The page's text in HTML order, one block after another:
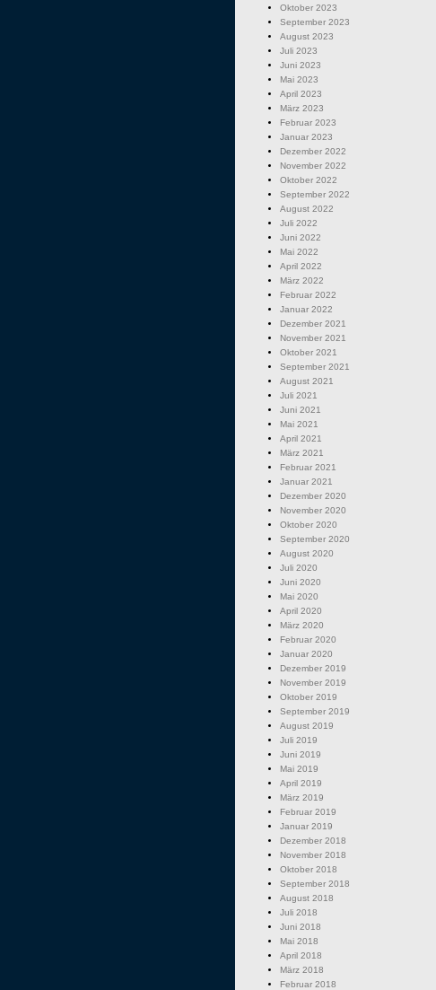
Oktober 2023
September 2023
August 2023
Juli 2023
Juni 2023
Mai 2023
April 2023
März 2023
Februar 2023
Januar 2023
Dezember 2022
November 2022
Oktober 2022
September 2022
August 2022
Juli 2022
Juni 2022
Mai 2022
April 2022
März 2022
Februar 2022
Januar 2022
Dezember 2021
November 2021
Oktober 2021
September 2021
August 2021
Juli 2021
Juni 2021
Mai 2021
April 2021
März 2021
Februar 2021
Januar 2021
Dezember 2020
November 2020
Oktober 2020
September 2020
August 2020
Juli 2020
Juni 2020
Mai 2020
April 2020
März 2020
Februar 2020
Januar 2020
Dezember 2019
November 2019
Oktober 2019
September 2019
August 2019
Juli 2019
Juni 2019
Mai 2019
April 2019
März 2019
Februar 2019
Januar 2019
Dezember 2018
November 2018
Oktober 2018
September 2018
August 2018
Juli 2018
Juni 2018
Mai 2018
April 2018
März 2018
Februar 2018